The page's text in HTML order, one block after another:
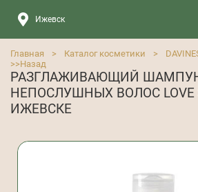
Ижевск
Главная > Каталог косметики >
>>Назад
РАЗГЛАЖИВАЮЩИЙ
НЕПОСЛУШНЫХ ВОЛОС LOVE
ИЖЕВСКЕ